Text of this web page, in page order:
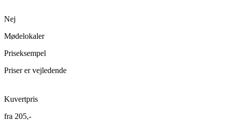
Nej
Mødelokaler
Priseksempel
Priser er vejledende
Kuvertpris
fra 205,-